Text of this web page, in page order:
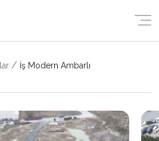
/ İş Modern Ambarlı